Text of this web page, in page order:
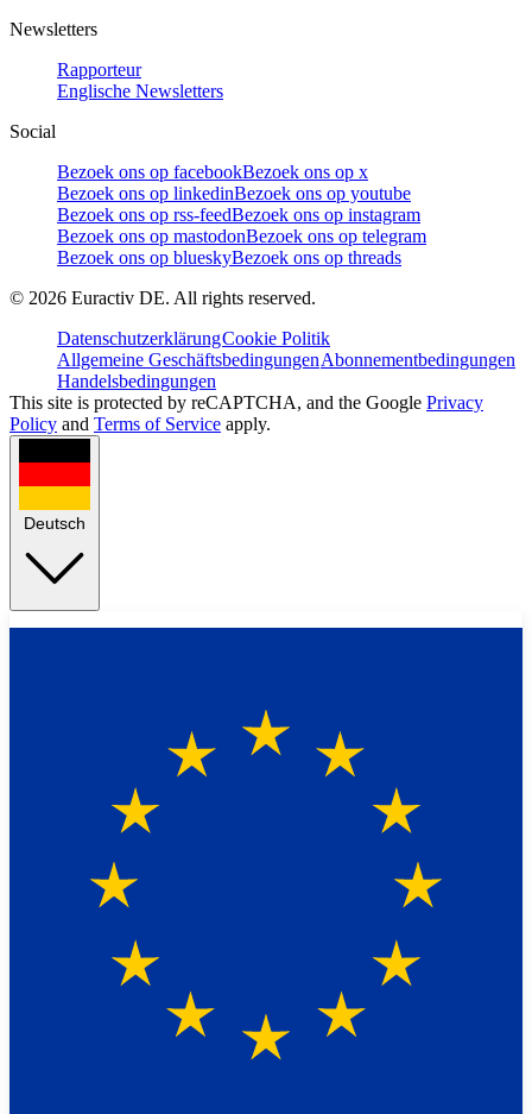
Newsletters
Rapporteur
Englische Newsletters
Social
Bezoek ons op facebookBezoek ons op x
Bezoek ons op linkedinBezoek ons op youtube
Bezoek ons op rss-feedBezoek ons op instagram
Bezoek ons op mastodonBezoek ons op telegram
Bezoek ons op blueskyBezoek ons op threads
© 2026 Euractiv DE. All rights reserved.
DatenschutzerklärungCookie Politik
Allgemeine GeschäftsbedingungenAbonnementbedingungen
Handelsbedingungen
This site is protected by reCAPTCHA, and the Google Privacy
Policy and Terms of Service apply.
Deutsch